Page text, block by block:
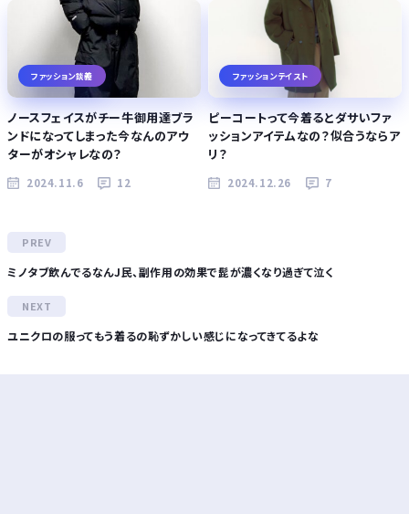
ファッション談義
ノースフェイスがチー牛御用達ブラ
ンドになってしまった今なんのアウ
ターがオシャレなの？
2024.11.6 12
ファッションテイスト
ピーコートって今着るとダサいファ
ッションアイテムなの？似合うならア
リ？
2024.12.26 7
ミノタブ飲んでるなんJ民、副作用の効果で髭が濃くなり過ぎて泣く
ユニクロの服ってもう着るの恥ずかしい感じになってきてるよな